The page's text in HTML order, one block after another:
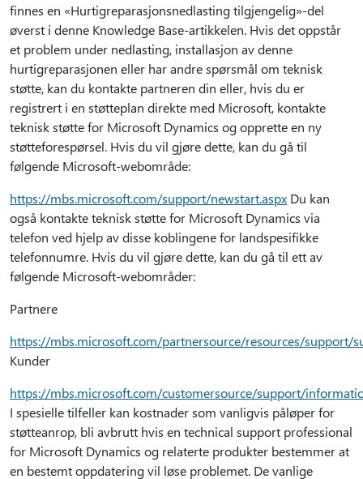
finnes en «Hurtigreparasjonsnedlasting tilgjengelig»-del
øverst i denne Knowledge Base-artikkelen. Hvis det oppstår
et problem under nedlasting, installasjon av denne
hurtigreparasjonen eller har andre spørsmål om teknisk
støtte, kan du kontakte partneren din eller, hvis du er
registrert i en støtteplan direkte med Microsoft, kontakte
teknisk støtte for Microsoft Dynamics og opprette en ny
støtteforespørsel. Hvis du vil gjøre dette, kan du gå til
følgende Microsoft-webområde:
https://mbs.microsoft.com/support/newstart.aspx Du kan
også kontakte teknisk støtte for Microsoft Dynamics via
telefon ved hjelp av disse koblingene for landspesifikke
telefonnumre. Hvis du vil gjøre dette, kan du gå til ett av
følgende Microsoft-webområder:
Partnere
https://mbs.microsoft.com/partnersource/resources/
Kunder
https://mbs.microsoft.com/customersource/support/
I spesielle tilfeller kan kostnader som vanligvis påløper for
støtteanrop, bli avbrutt hvis en technical support professional
for Microsoft Dynamics og relaterte produkter bestemmer at
en bestemt oppdatering vil løse problemet. De vanlige